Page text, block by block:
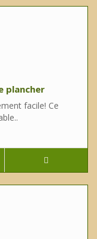
plancher
facile! Ce